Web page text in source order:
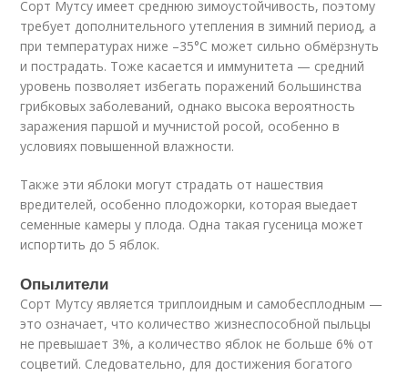
Сорт Мутсу имеет среднюю зимоустойчивость, поэтому
требует дополнительного утепления в зимний период, а
при температурах ниже –35°С может сильно обмёрзнуть
и пострадать. Тоже касается и иммунитета — средний
уровень позволяет избегать поражений большинства
грибковых заболеваний, однако высока вероятность
заражения паршой и мучнистой росой, особенно в
условиях повышенной влажности.
Также эти яблоки могут страдать от нашествия
вредителей, особенно плодожорки, которая выедает
семенные камеры у плода. Одна такая гусеница может
испортить до 5 яблок.
Опылители
Сорт Мутсу является триплоидным и самобесплодным —
это означает, что количество жизнеспособной пыльцы
не превышает 3%, а количество яблок не больше 6% от
соцветий. Следовательно, для достижения богатого